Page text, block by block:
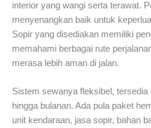
interior yang wangi serta terawat.
menyenangkan baik untuk
Sopir yang disediakan memiliki
memahami berbagai rute
merasa lebih aman di jalan.
Sistem sewanya fleksibel, tersedia
hingga bulanan. Ada pula paket
unit kendaraan, jasa sopir, bahan